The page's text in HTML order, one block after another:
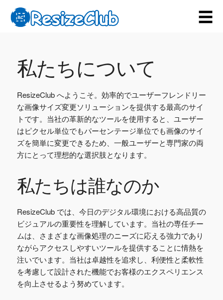
☰
私たちについて
ResizeClub へようこそ。効率的でユーザーフレンドリー
な画像サイズ変更ソリューションを提供する最高のサイ
トです。当社の革新的なツールを使用すると、ユーザー
はピクセル単位でもパーセンテージ単位でも画像のサイ
ズを簡単に変更できるため、一般ユーザーと専門家の両
方にとって理想的な選択肢となります。
私たちは誰なのか
ResizeClub では、今日のデジタル環境における高品質の
ビジュアルの重要性を理解しています。当社の専任チー
ムは、さまざまな画像処理のニーズに応える強力であり
ながらアクセスしやすいツールを提供することに情熱を
注いでいます。当社は卓越性を追求し、利便性と柔軟性
を考慮して設計された機能でお客様のエクスペリエンス
を向上させるよう努めています。